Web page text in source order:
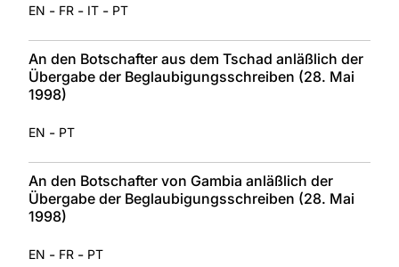
EN - FR - IT - PT
An den Botschafter aus dem Tschad anläßlich der
Übergabe der Beglaubigungsschreiben (28. Mai
1998)
EN - PT
An den Botschafter von Gambia anläßlich der
Übergabe der Beglaubigungsschreiben (28. Mai
1998)
EN - FR - PT